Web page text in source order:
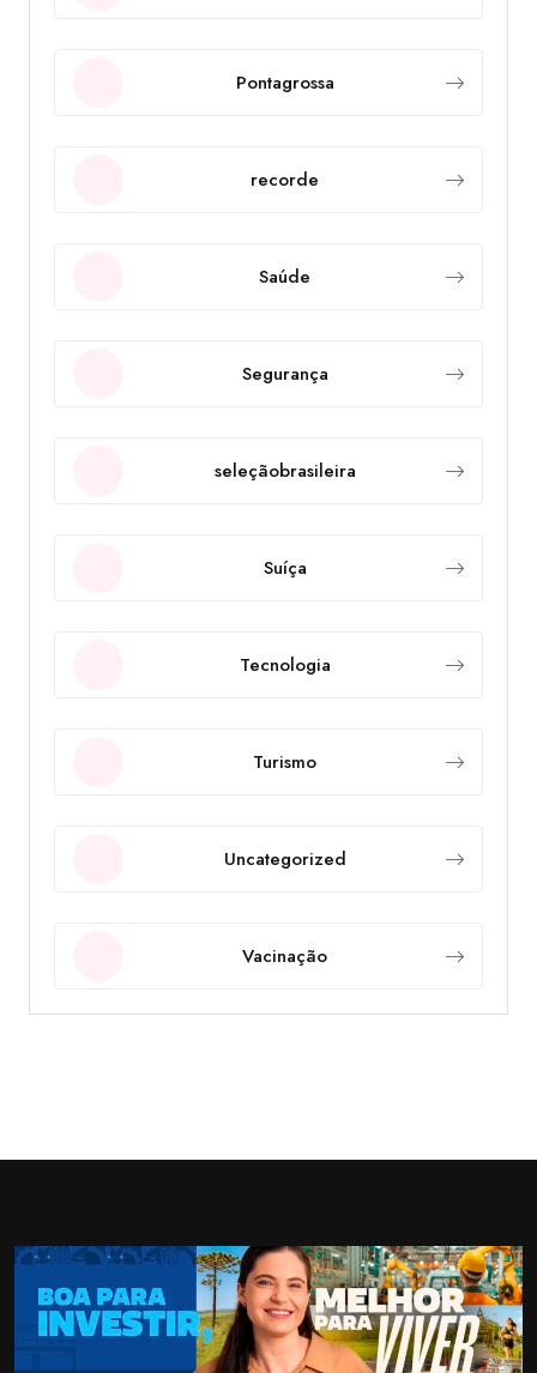
Pontagrossa
recorde
Saúde
Segurança
seleçãobrasileira
Suíça
Tecnologia
Turismo
Uncategorized
Vacinação